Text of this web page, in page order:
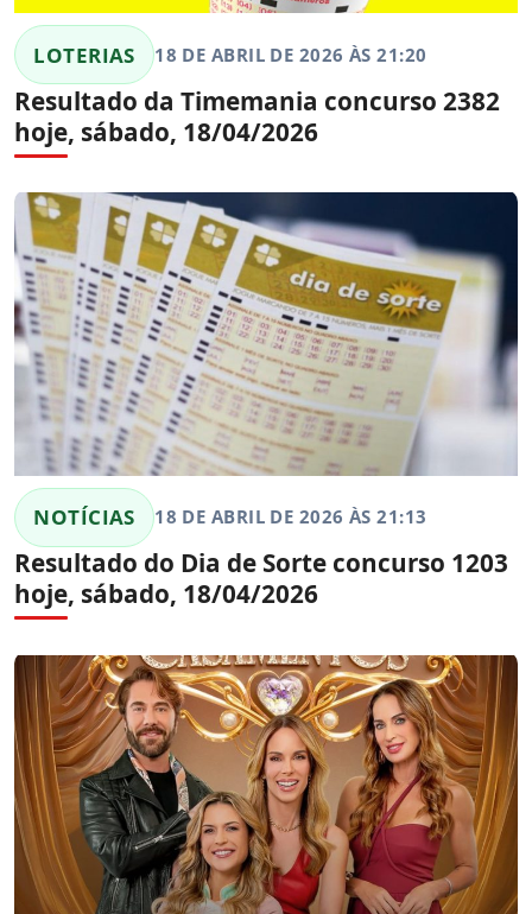
LOTERIAS 18 DE ABRIL DE 2026 ÀS 21:20
Resultado da Timemania concurso 2382
hoje, sábado, 18/04/2026
NOTÍCIAS 18 DE ABRIL DE 2026 ÀS 21:13
Resultado do Dia de Sorte concurso 1203
hoje, sábado, 18/04/2026